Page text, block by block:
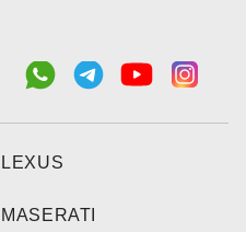
LEXUS
MASERATI